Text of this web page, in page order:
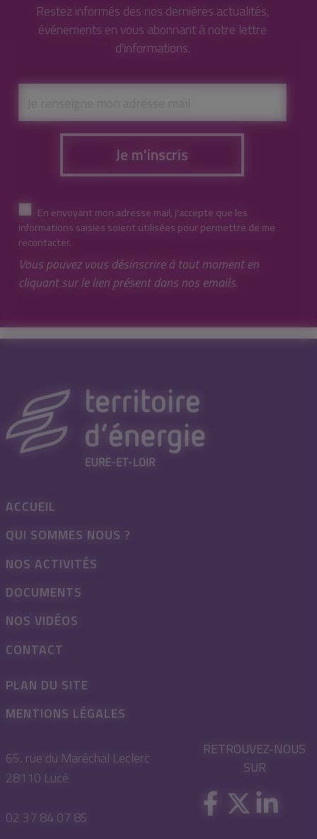
Restez informés des nos dernières actualités,
événements en vous abonnant à notre lettre
d'informations.
Je m'inscris
En envoyant mon adresse mail, j'accepte que les
informations saisies soient utilisées pour permettre de me
recontacter.
Vous pouvez vous désinscrire à tout moment en
cliquant sur le lien présent dans nos emails.
65, rue du Maréchal Leclerc
28110 Lucé
02 37 84 07 85
ACCUEIL
QUI SOMMES NOUS ?
NOS ACTIVITÉS
DOCUMENTS
NOS VIDÉOS
CONTACT
PLAN DU SITE
MENTIONS LÉGALES
RETROUVEZ-NOUS
SUR